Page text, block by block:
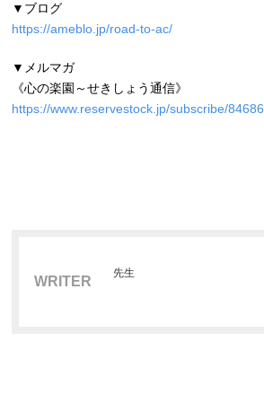
▼ブログ
https://ameblo.jp/road-to-ac/
▼メルマガ
《心の楽園～せきしょう通信》
https://www.reservestock.jp/subscribe/84686
WRITER
先生